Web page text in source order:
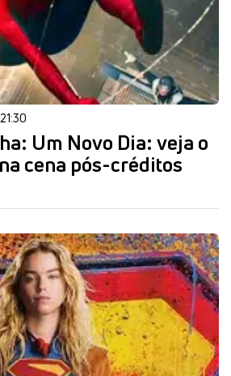
Um Novo Dia: veja o
cena pós-créditos